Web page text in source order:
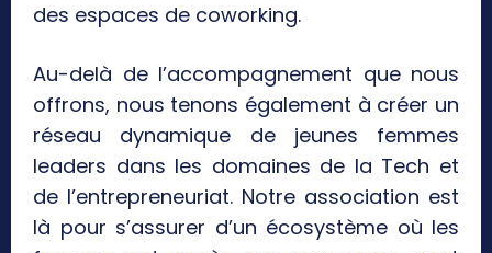
des espaces de coworking.
Au-delà de l’accompagnement que nous
offrons, nous tenons également à créer un
réseau dynamique de jeunes femmes
leaders dans les domaines de la Tech et
de l’entrepreneuriat. Notre association est
là pour s’assurer d’un écosystème où les